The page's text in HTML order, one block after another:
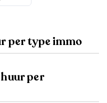
per type immo
per